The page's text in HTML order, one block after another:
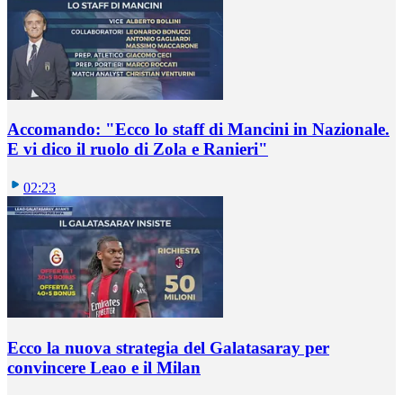
Accomando: "Ecco lo staff di Mancini in Nazionale.
E vi dico il ruolo di Zola e Ranieri"
02:23
Ecco la nuova strategia del Galatasaray per
convincere Leao e il Milan